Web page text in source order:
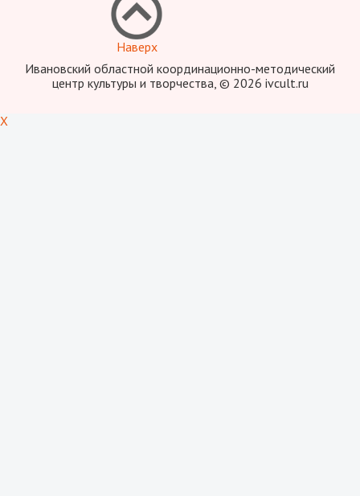
Наверх
Ивановский областной координационно-методический
центр культуры и творчества, © 2026 ivcult.ru
X